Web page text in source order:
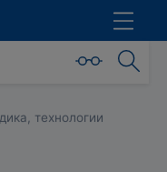
технологии